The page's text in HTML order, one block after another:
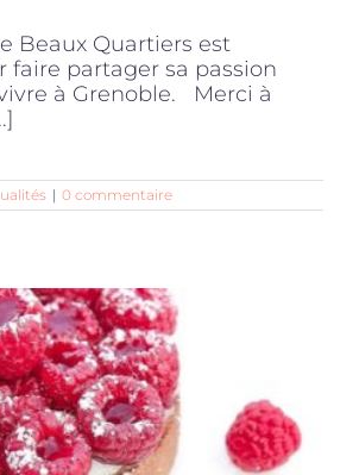
Beaux Quartiers est
faire partager sa passion
à Grenoble. Merci à
| 0 commentaire